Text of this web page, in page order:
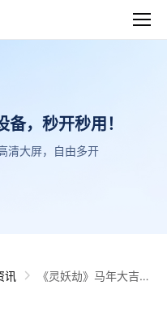
，秒开秒用！
清大屏，自由多开
讯
《灵妖劫》马年大吉｜